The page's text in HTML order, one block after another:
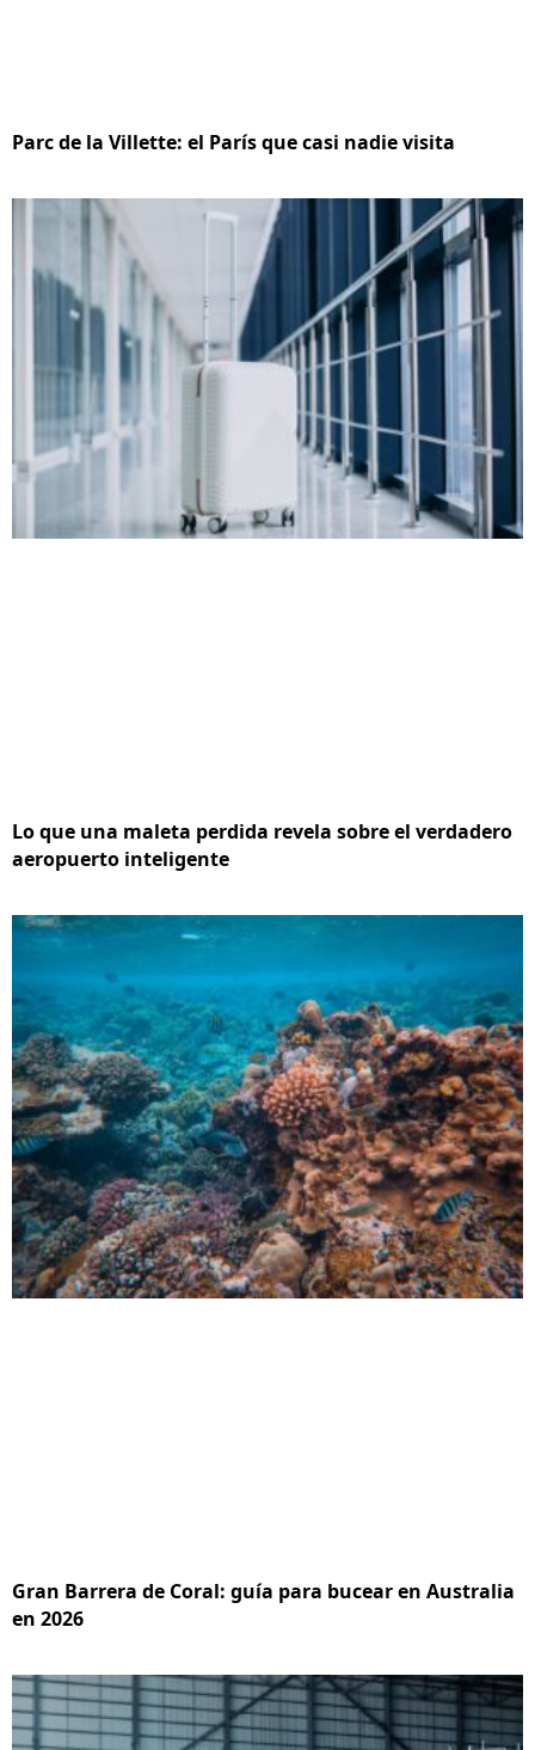
Parc de la Villette: el París que casi nadie visita
Lo que una maleta perdida revela sobre el verdadero
aeropuerto inteligente
Gran Barrera de Coral: guía para bucear en Australia
en 2026